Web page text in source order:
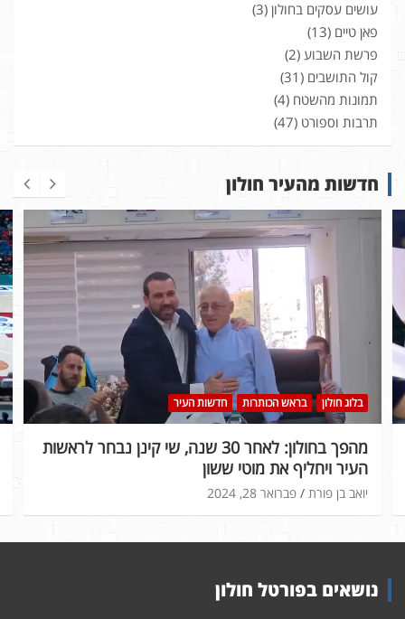
עושים עסקים בחולון (3)
פאן טיים (13)
פרשת השבוע (2)
קול התושבים (31)
תמונות מהשטח (4)
תרבות וספורט (47)
חדשות מהעיר חולון
בלוג חולון בראש הכותרות חדשות העיר
מהפך בחולון: לאחר 30 שנה, שי קינן נבחר לראשות
העיר ויחליף את מוטי ששון
פברואר 28, 2024 יואב בן פורת
נושאים בפורטל חולון